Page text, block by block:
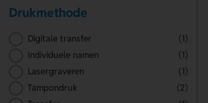
Drukmethode
Digitale transfer
(1)
Individuele namen
(1)
Lasergraveren
(1)
Tampondruk
(2)